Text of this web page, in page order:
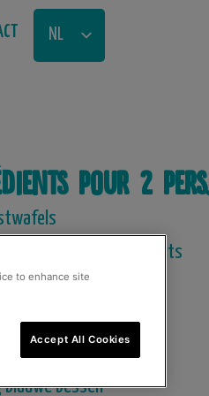
NL
FR
pour 2 pers.
pindapasta Andros Be-Nuts
chocolade
in plakjes
aardbeien, in stukjes
blauwe bessen
to enhance site
Accept All Cookies